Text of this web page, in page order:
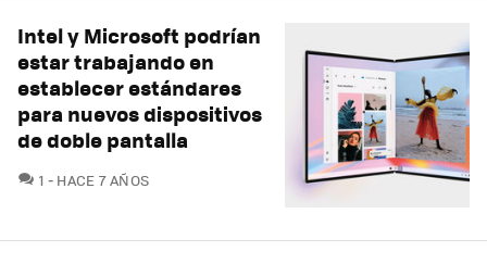
Intel y Microsoft podrían
estar trabajando en
establecer estándares
para nuevos dispositivos
de doble pantalla
1 COMENTARIOS
HACE 7 AÑOS